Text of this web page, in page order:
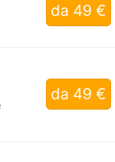
da 49 €
da 49 €